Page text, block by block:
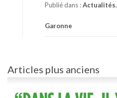
Publié dans :Actualités,
Garonne
Navigation
des
articles
Articles plus anciens